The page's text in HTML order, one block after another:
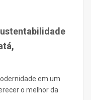
em um
o melhor da